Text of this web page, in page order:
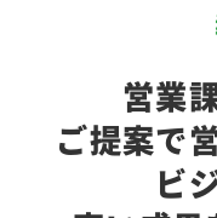
営業
ご提案で
ビ